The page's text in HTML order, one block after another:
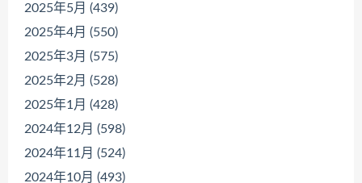
2025年5月 (439)
2025年4月 (550)
2025年3月 (575)
2025年2月 (528)
2025年1月 (428)
2024年12月 (598)
2024年11月 (524)
2024年10月 (493)